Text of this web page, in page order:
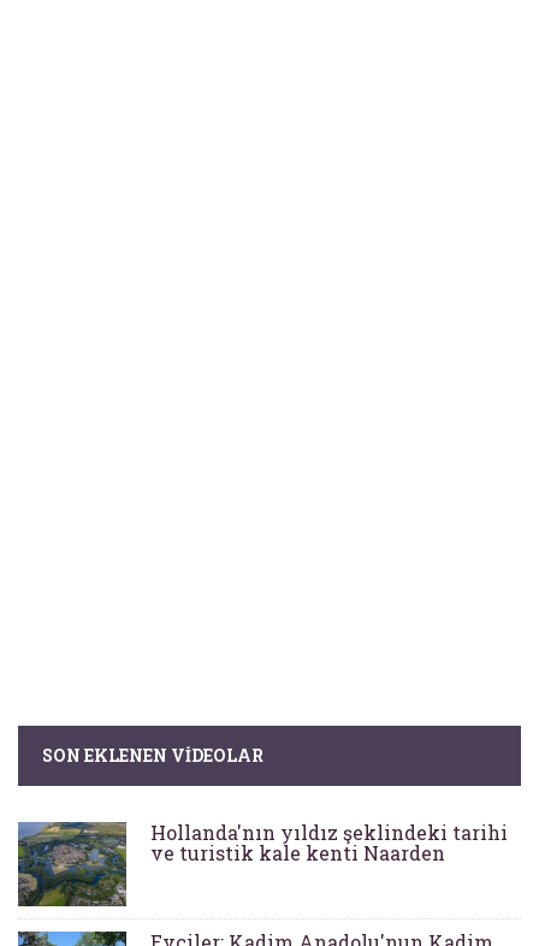
SON EKLENEN VIDEOLAR
Hollanda'nın yıldız şeklindeki tarihi
ve turistik kale kenti Naarden